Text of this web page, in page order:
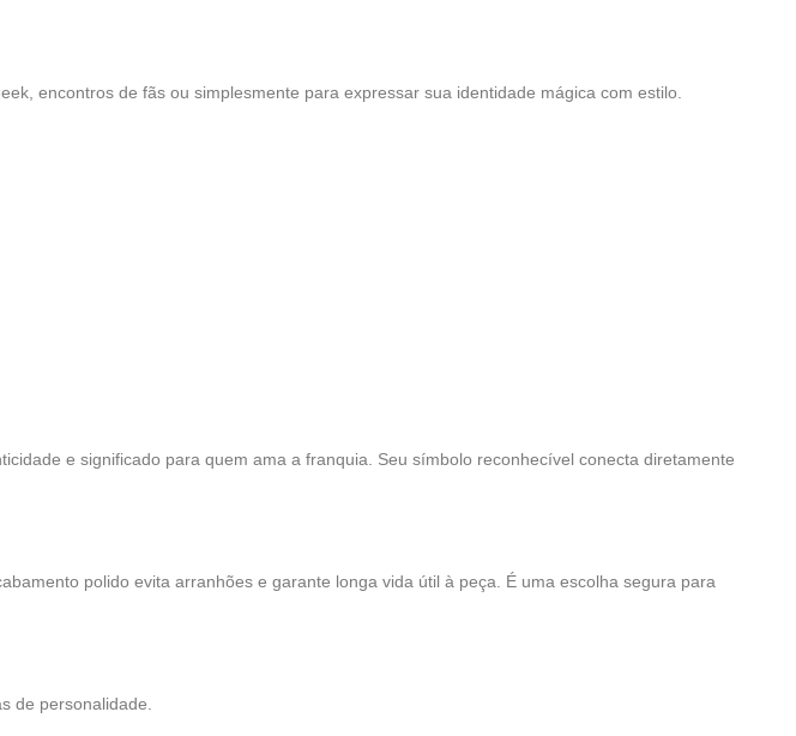
encontros de fãs ou simplesmente para expressar sua identidade mágica com estilo.
e significado para quem ama a franquia. Seu símbolo reconhecível conecta diretamente
polido evita arranhões e garante longa vida útil à peça. É uma escolha segura para
de personalidade.